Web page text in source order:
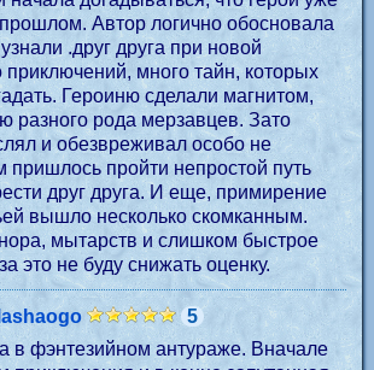
Автор логично обосновала
.друг друга при новой
Героиню сделали магнитом,
рода мерзавцев. Зато
и обезвреживал особо не
пришлось пройти непростой путь
друга. И еще, примирение
вышло несколько скомканным.
мытарств и слишком быстрое
это не буду снижать оценку.
5
в фэнтезийном антураже. Вначале